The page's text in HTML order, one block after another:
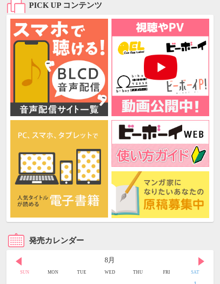
PICK UP コンテンツ
発売カレンダー
8月
SUN MON TUE WED THU FRI SAT